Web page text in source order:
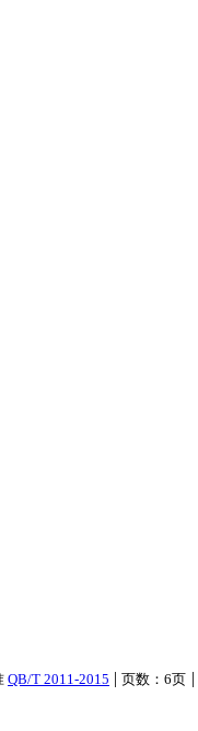
QB/T 2011-2015 | 页数：6页 |